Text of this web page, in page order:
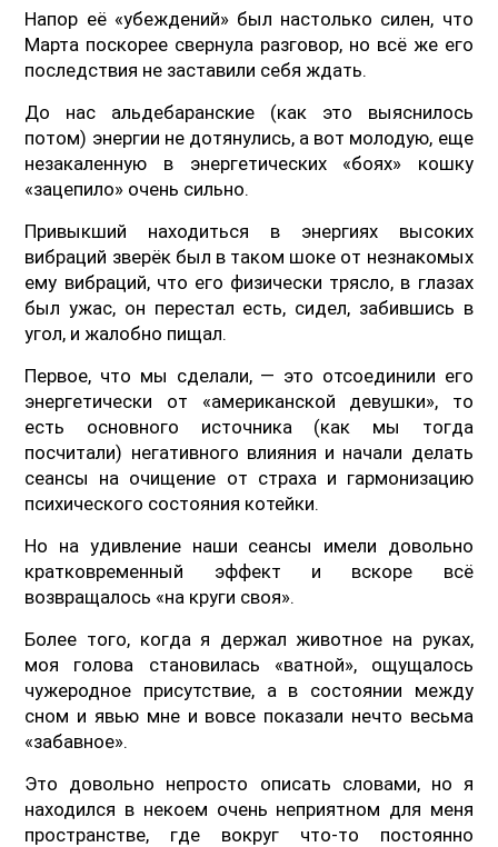
Напор её «убеждений» был настолько силен, что
Марта поскорее свернула разговор, но всё же его
последствия не заставили себя ждать.
До нас альдебаранские (как это выяснилось
потом) энергии не дотянулись, а вот молодую, еще
незакаленную в энергетических «боях» кошку
«зацепило» очень сильно.
Привыкший находиться в энергиях высоких
вибраций зверёк был в таком шоке от незнакомых
ему вибраций, что его физически трясло, в глазах
был ужас, он перестал есть, сидел, забившись в
угол, и жалобно пищал.
Первое, что мы сделали, — это отсоединили его
энергетически от «американской девушки», то
есть основного источника (как мы тогда
посчитали) негативного влияния и начали делать
сеансы на очищение от страха и гармонизацию
психического состояния котейки.
Но на удивление наши сеансы имели довольно
кратковременный эффект и вскоре всё
возвращалось «на круги своя».
Более того, когда я держал животное на руках,
моя голова становилась «ватной», ощущалось
чужеродное присутствие, а в состоянии между
сном и явью мне и вовсе показали нечто весьма
«забавное».
Это довольно непросто описать словами, но я
находился в некоем очень неприятном для меня
пространстве, где вокруг что-то постоянно